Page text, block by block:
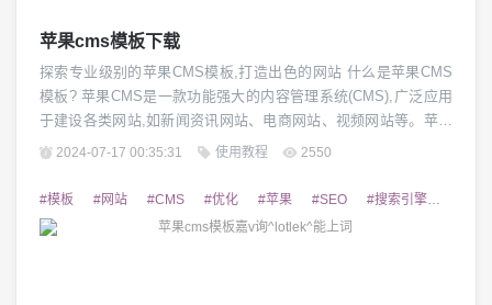
苹果cms模板下载
探索专业级别的苹果CMS模板,打造出色的网站 什么是苹果CMS
模板? 苹果CMS是一款功能强大的内容管理系统(CMS),广泛应用
于建设各类网站,如新闻资讯网站、电商网站、视频网站等。苹果
CMS模板是预设的网站设计样式,用户可以直接下载使用,无需从头
的页面布局、色彩搭配、响应式设计等,为用户打造出专业、美观
的网站提供了极大的便利...
2024-07-17 00:35:31 使用教程 2550
#模板 #网站 #CMS #优化 #苹果 #SEO #搜索引擎